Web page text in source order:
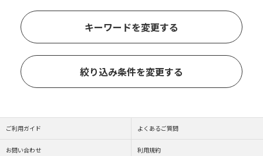
キーワードを変更する
絞り込み条件を変更する
ご利用ガイド よくあるご質問
お問い合わせ 利用規約